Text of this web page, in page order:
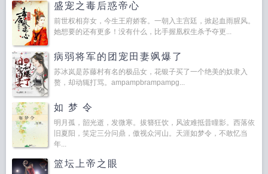
盛宠之毒后惑帝心
前世权相弃女，今生王府娇客。一朝入主宫廷，掀起血雨腥风。
她想要的还有更多！没有什么，比手握凰权生杀予夺更...
病弱将军的团宠田妻飒爆了
苏冰岚是苏藤村有名的极品女，花银子买了一个绝美的奴隶入
赘，却动辄打骂。ampampbrampampg...
如 梦 令
明月孤，韶光逝，发微寒。拔簪狂饮，风波难抵昔瞳影。西落依
旧夏阳，笑定三分问鼎，傲视众河山。天涯如梦令，不敢忆当
年...
篮坛上帝之眼